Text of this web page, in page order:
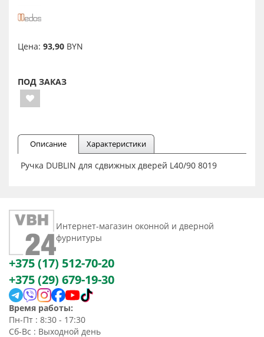
Цена: 93,90 BYN
ПОД ЗАКАЗ
Описание Характеристики
Ручка DUBLIN для сдвижных дверей L40/90 8019
Интернет-магазин оконной и дверной
фурнитуры
+375 (17) 512-70-20
+375 (29) 679-19-30
Время работы:
Пн-Пт : 8:30 - 17:30
Сб-Вс : Выходной день